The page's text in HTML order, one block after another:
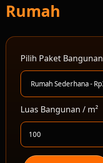
Rumah
Pilih Paket Bangunan
Luas Bangunan / m²